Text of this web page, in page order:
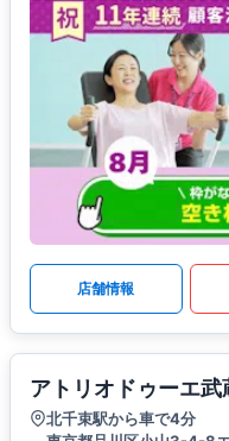
店舗情報
アトリオドゥーエ武
北千束駅から車で4分